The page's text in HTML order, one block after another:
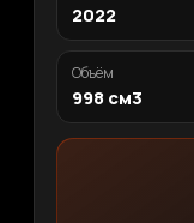
2022
Объём
998 см3